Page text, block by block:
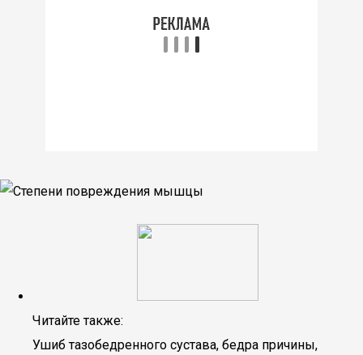
Читайте также:
Ушиб тазобедренного сустава, бедра причины,